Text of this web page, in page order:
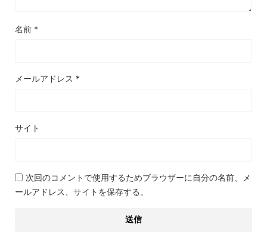
名前 *
メールアドレス *
サイト
次回のコメントで使用するためブラウザーに自分の名前、メ
ールアドレス、サイトを保存する。